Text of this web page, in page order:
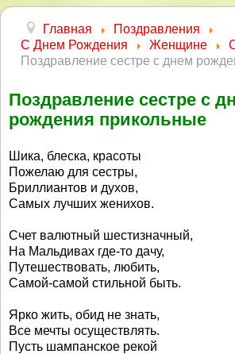
Главная
Поздравления
С Днем Рождения
Женщине
Поздравление сестре с днем
Поздравление сестре с
рождения прикольные
Шика, блеска, красоты
Пожелаю для сестры,
Бриллиантов и духов,
Самых лучших женихов.
Счет валютный шестизначный,
На Мальдивах где-то дачу,
Путешествовать, любить,
Самой-самой стильной быть.
Ярко жить, обид не знать,
Все мечты осуществлять.
Пусть шампанское рекой